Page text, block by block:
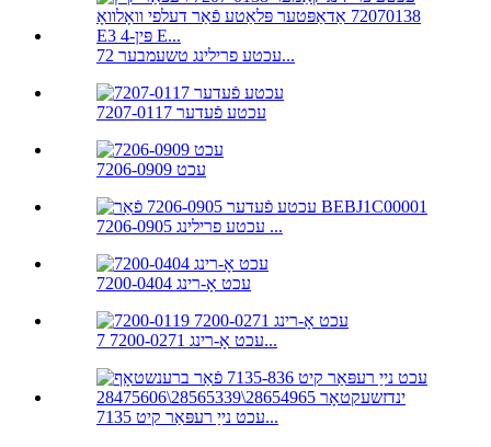
עכטע פרילינג טשעמבער 72...
עכטע פֿעדער 7207-0117
עכט 7206-0909
עכטע פרילינג 7206-0905 ...
עכט אָ-רינג 7200-0404
עכט אָ-רינג 7200-0271 7...
עכט נייַ רעפּאַר קיט 7135...